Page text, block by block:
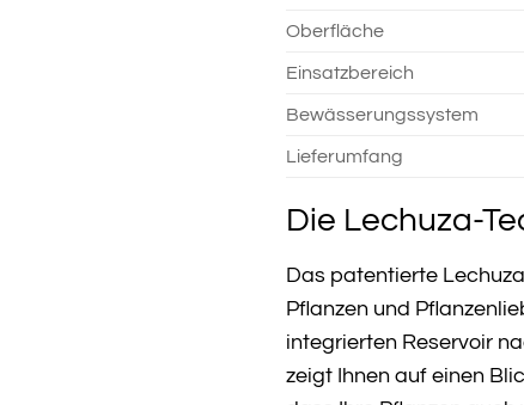
Oberfläche
Einsatzbereich
Bewässerungssystem
Lieferumfang
Die Lechuza-
Das patentierte
Pflanzen und
integrierten Reservoir
zeigt Ihnen auf einen